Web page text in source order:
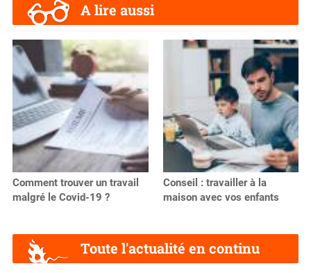
A lire aussi
Comment trouver un travail
malgré le Covid-19 ?
Conseil : travailler à la
maison avec vos enfants
Toute l'actualité en continu